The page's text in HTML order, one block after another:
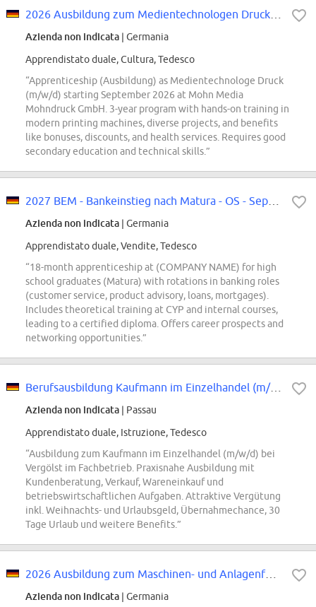
Azienda non indicata | Germania
Apprendistato duale, Cultura, Tedesco
“Apprenticeship (Ausbildung) as Medientechnologe Druck
(m/w/d) starting September 2026 at Mohn Media
Mohndruck GmbH. 3-year program with hands-on training in
modern printing machines, diverse projects, and benefits
like bonuses, discounts, and health services. Requires good
secondary education and technical skills.”
Azienda non indicata | Germania
Apprendistato duale, Vendite, Tedesco
“18-month apprenticeship at (COMPANY NAME) for high
school graduates (Matura) with rotations in banking roles
(customer service, product advisory, loans, mortgages).
Includes theoretical training at CYP and internal courses,
leading to a certified diploma. Offers career prospects and
networking opportunities.”
Berufsausbildung Kaufmann im Einzelhandel (m/w/d), bei Vergölst im Fachbetrieb
Azienda non indicata | Passau
Apprendistato duale, Istruzione, Tedesco
“Ausbildung zum Kaufmann im Einzelhandel (m/w/d) bei
Vergölst im Fachbetrieb. Praxisnahe Ausbildung mit
Kundenberatung, Verkauf, Wareneinkauf und
betriebswirtschaftlichen Aufgaben. Attraktive Vergütung
inkl. Weihnachts- und Urlaubsgeld, Übernahmechance, 30
Tage Urlaub und weitere Benefits.”
2026 Ausbildung zum Maschinen- und Anlagenführer (Druckweiter- und Papiervera...
Azienda non indicata | Germania